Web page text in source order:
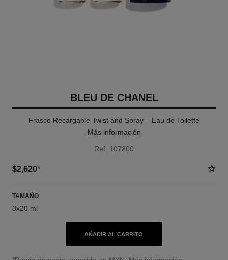
BLEU DE CHANEL
Frasco Recargable Twist and Spray – Eau de Toilette
Más información
Ref. 107800
$2,620*
TAMAÑO
3x20 ml
AÑADIR AL CARRITO